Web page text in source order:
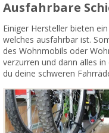
Ausfahrbare
Einiger Hersteller bieten
welches ausfahrbar ist.
des Wohnmobils oder
verzurren und dann alles
du deine schweren